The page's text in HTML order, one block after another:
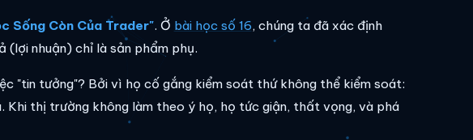
Sống Còn Của Trader". Ở bài học số 16, chúng ta đã xác định
(lợi nhuận) chỉ là sản phẩm phụ.
"tin tưởng"? Bởi vì họ cố gắng kiểm soát thứ không thể kiểm soát:
Khi thị trường không làm theo ý họ, họ tức giận, thất vọng, và phá